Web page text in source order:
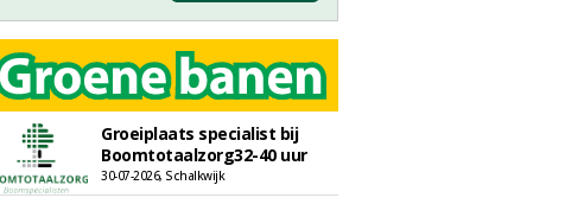
Groeiplaats specialist bij
Boomtotaalzorg32-40 uur
30-07-2026, Schalkwijk